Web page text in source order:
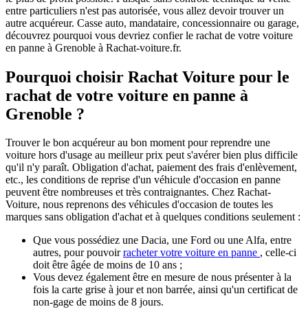
entre particuliers n'est pas autorisée, vous allez devoir trouver un
autre acquéreur. Casse auto, mandataire, concessionnaire ou garage,
découvrez pourquoi vous devriez confier le rachat de votre voiture
en panne à Grenoble à Rachat-voiture.fr.
Pourquoi choisir Rachat Voiture pour le
rachat de votre voiture en panne à
Grenoble ?
Trouver le bon acquéreur au bon moment pour reprendre une
voiture hors d'usage au meilleur prix peut s'avérer bien plus difficile
qu'il n'y paraît. Obligation d'achat, paiement des frais d'enlèvement,
etc., les conditions de reprise d'un véhicule d'occasion en panne
peuvent être nombreuses et très contraignantes. Chez Rachat-
Voiture, nous reprenons des véhicules d'occasion de toutes les
marques sans obligation d'achat et à quelques conditions seulement :
Que vous possédiez une Dacia, une Ford ou une Alfa, entre
autres, pour pouvoirracheter votre voiture en panne , celle-ci
doit être âgée de moins de 10 ans ;
Vous devez également être en mesure de nous présenter à la
fois la carte grise à jour et non barrée, ainsi qu'un certificat de
non-gage de moins de 8 jours.